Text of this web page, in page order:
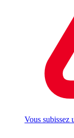
Vous subissez